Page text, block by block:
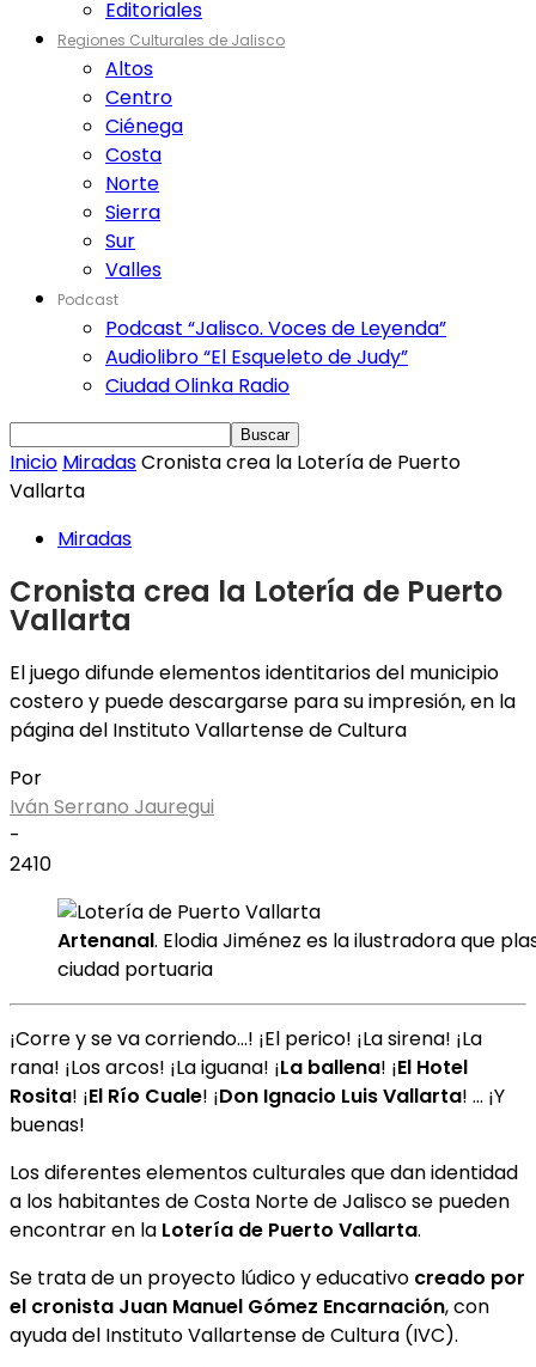
Editoriales
Regiones Culturales de Jalisco
Altos
Centro
Ciénega
Costa
Norte
Sierra
Sur
Valles
Podcast
Podcast “Jalisco. Voces de Leyenda”
Audiolibro “El Esqueleto de Judy”
Ciudad Olinka Radio
Inicio MiradasCronista crea la Lotería de Puerto
Vallarta
Miradas
Cronista crea la Lotería de Puerto
Vallarta
El juego difunde elementos identitarios del municipio
costero y puede descargarse para su impresión, en la
página del Instituto Vallartense de Cultura
Por
Iván Serrano Jauregui
-
2410
Artenanal. Elodia Jiménez es la ilustradora que
ciudad portuaria
¡Corre y se va corriendo…! ¡El perico! ¡La sirena! ¡La
rana! ¡Los arcos! ¡La iguana! ¡La ballena! ¡El Hotel
Rosita! ¡El Río Cuale! ¡Don Ignacio Luis Vallarta! … ¡Y
buenas!
Los diferentes elementos culturales que dan identidad
a los habitantes de Costa Norte de Jalisco se pueden
encontrar en la Lotería de Puerto Vallarta.
Se trata de un proyecto lúdico y educativo creado por
el cronista Juan Manuel Gómez Encarnación, con
ayuda del Instituto Vallartense de Cultura (IVC).